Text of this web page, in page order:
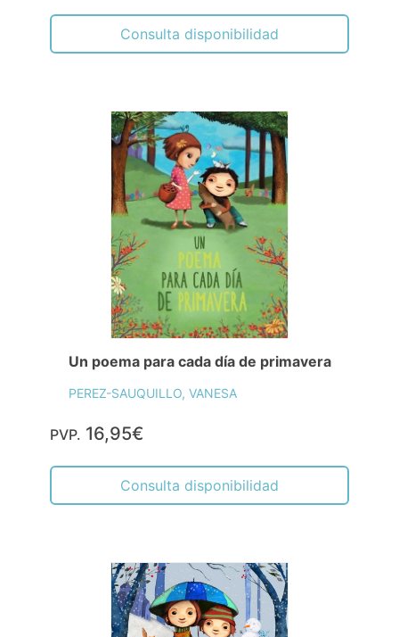
Consulta disponibilidad
Un poema para cada día de primavera
PEREZ-SAUQUILLO, VANESA
PVP. 16,95€
Consulta disponibilidad